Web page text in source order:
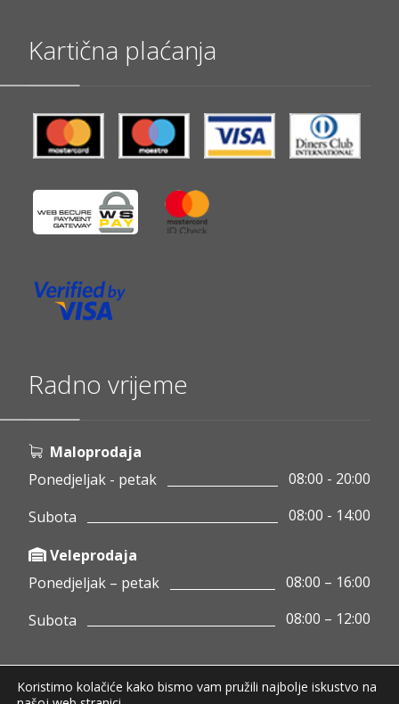
Kartična plaćanja
Radno vrijeme
Maloprodaja
Ponedjeljak - petak
08:00 - 20:00
Subota
08:00 - 14:00
Veleprodaja
Ponedjeljak – petak
08:00 – 16:00
Subota
08:00 – 12:00
Koristimo kolačiće kako bismo vam pružili najbolje iskustvo na